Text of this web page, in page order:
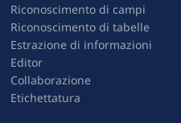
Riconoscimento di campi
Riconoscimento di tabelle
Estrazione di informazioni
Editor
Collaborazione
Etichettatura